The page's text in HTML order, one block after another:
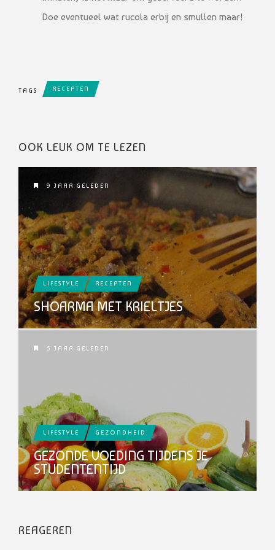
Doe eventueel wat rucola erbij en smullen maar!
TAGS RECEPTEN
OOK LEUK OM TE LEZEN
9 JAAR GELEDEN
LIFESTYLE RECEPTEN
SHOARMA MET KRIELTJES
6 JAAR GELEDEN
LIFESTYLE GEZONDHEID
GEZONDE VOEDING TIJDENS JE
STUDENTENTIJD
REAGEREN